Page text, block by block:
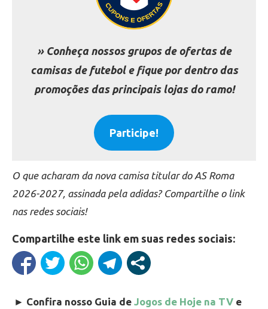
» Conheça nossos grupos de ofertas de
camisas de futebol e fique por dentro das
promoções das principais lojas do ramo!
Participe!
O que acharam da nova camisa titular do AS Roma
2026-2027, assinada pela adidas? Compartilhe o link
nas redes sociais!
Compartilhe este link em suas redes sociais:
► Confira nosso Guia de Jogos de Hoje na TV e